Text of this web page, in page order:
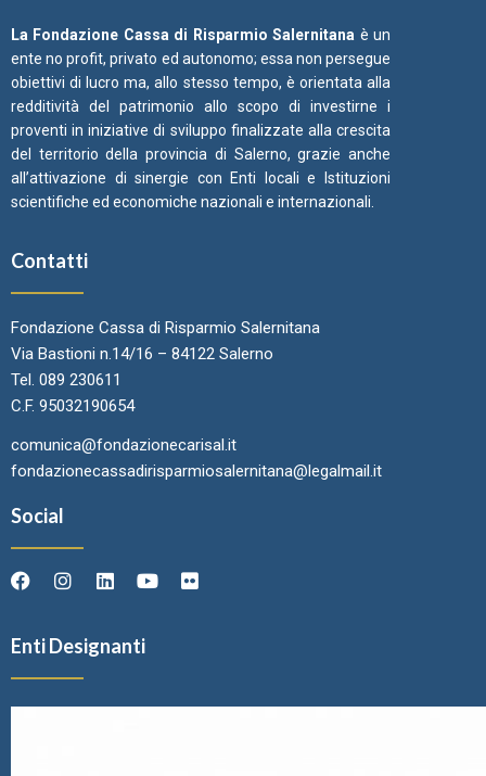
La Fondazione Cassa di Risparmio Salernitana è un
ente no profit, privato ed autonomo; essa non persegue
obiettivi di lucro ma, allo stesso tempo, è orientata alla
redditività del patrimonio allo scopo di investirne i
proventi in iniziative di sviluppo finalizzate alla crescita
del territorio della provincia di Salerno, grazie anche
all’attivazione di sinergie con Enti locali e Istituzioni
scientifiche ed economiche nazionali e internazionali.
Contatti
Fondazione Cassa di Risparmio Salernitana
Via Bastioni n.14/16 – 84122 Salerno
Tel. 089 230611
C.F. 95032190654
comunica@fondazionecarisal.it
fondazionecassadirisparmiosalernitana@legalmail.it
Social
Enti Designanti